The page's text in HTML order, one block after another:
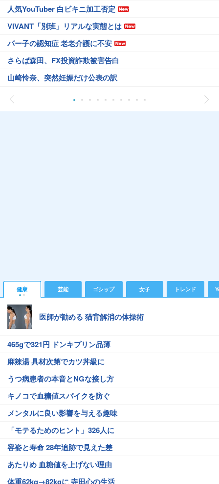
人気YouTuber 白ビキニ加工否定
VIVANT「別班」リアルな実態とは
パー子の認知症 老老介護に不安
さらば森田、FX投資詐欺被害告白
山崎怜奈、突然妊娠だけ公表の訳
健康 芸能 ゴシップ 女子 トレンド
医師が勧める 猫背解消の体操術
465gで321円 ドンキプリン品薄
麻辣湯 具材次第でカツ丼級に
うつ病患者の本音とNGな接し方
キノコで血糖値スパイクを防ぐ
メンタルに良い影響を与える趣味
「モテるためのヒント」326人に
容姿と寿命 28年追跡で見えた差
あたりめ 血糖値を上げない理由
体重62kg→82kgに 寺田心の生活